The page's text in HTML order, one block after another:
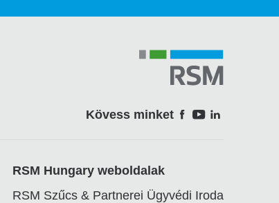
Kövess minket
RSM Hungary weboldalak
RSM Szűcs & Partnerei Ügyvédi Iroda